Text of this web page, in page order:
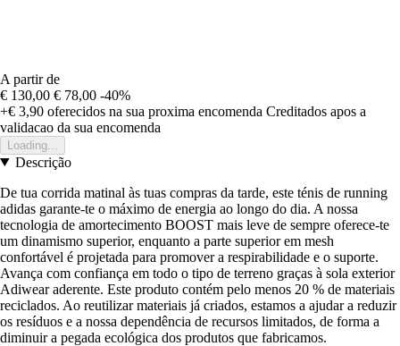
A partir de
€ 130,00 € 78,00 -40%
+€ 3,90 oferecidos na sua proxima encomenda Creditados apos a
validacao da sua encomenda
Loading...
Descrição
De tua corrida matinal às tuas compras da tarde, este ténis de running
adidas garante-te o máximo de energia ao longo do dia. A nossa
tecnologia de amortecimento BOOST mais leve de sempre oferece-te
um dinamismo superior, enquanto a parte superior em mesh
confortável é projetada para promover a respirabilidade e o suporte.
Avança com confiança em todo o tipo de terreno graças à sola exterior
Adiwear aderente. Este produto contém pelo menos 20 % de materiais
reciclados. Ao reutilizar materiais já criados, estamos a ajudar a reduzir
os resíduos e a nossa dependência de recursos limitados, de forma a
diminuir a pegada ecológica dos produtos que fabricamos.